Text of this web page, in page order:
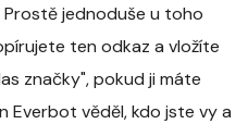
jednoduše u toho
ten odkaz a vložíte
značky", pokud ji máte
věděl, kdo jste vy a